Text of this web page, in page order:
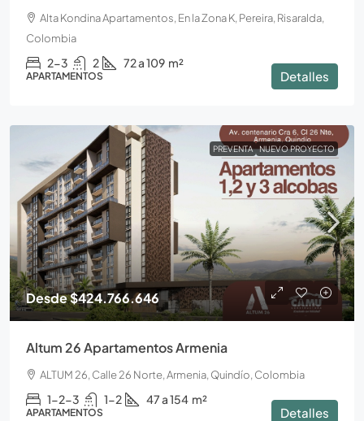
Alta Kondina Apartamentos, En la Zona K, Pereira, Risaralda,
Colombia
2-3 2 72 a 109 m²
APARTAMENTOS Detalles
PREVENTA NUEVO PROYECTO
Desde$424.766.646
Altum 26 Apartamentos Armenia
ALTUM 26, Calle 26 Norte, Armenia, Quindío, Colombia
1-2-3 1-2 47 a 154 m²
APARTAMENTOS Detalles